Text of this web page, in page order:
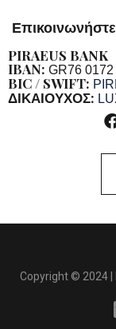
PIRAEUS BANK
IBAN: GR76
BIC / SWIFT:
ΔΙΚΑΙΟΥΧΟΣ:
Copyright © 2024 |